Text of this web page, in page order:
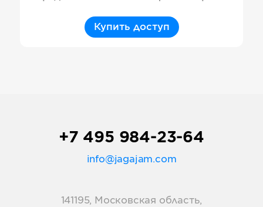
Купить доступ
+7 495 984-23-64
info@jagajam.com
141195, Московская область,